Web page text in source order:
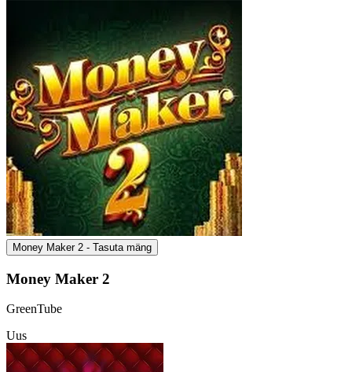
Money Maker 2 - Tasuta mäng
Money Maker 2
GreenTube
Uus